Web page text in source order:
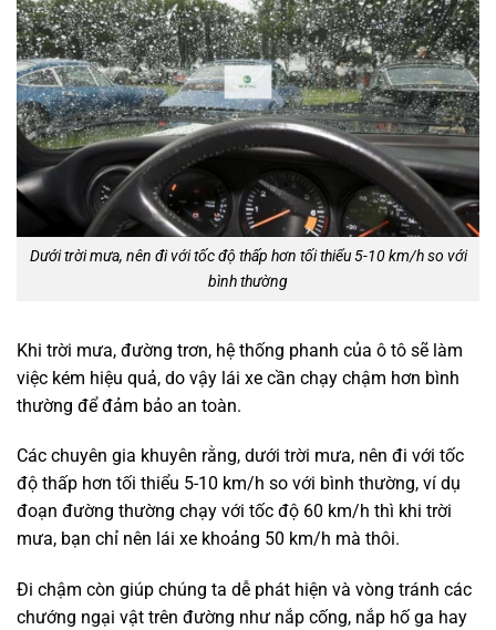
Dưới trời mưa, nên đi với tốc độ thấp hơn tối thiểu 5-10 km/h so với
bình thường
Khi trời mưa, đường trơn, hệ thống phanh của ô tô sẽ làm
việc kém hiệu quả, do vậy lái xe cần chạy chậm hơn bình
thường để đảm bảo an toàn.
Các chuyên gia khuyên rằng, dưới trời mưa, nên đi với tốc
độ thấp hơn tối thiểu 5-10 km/h so với bình thường, ví dụ
đoạn đường thường chạy với tốc độ 60 km/h thì khi trời
mưa, bạn chỉ nên lái xe khoảng 50 km/h mà thôi.
Đi chậm còn giúp chúng ta dễ phát hiện và vòng tránh các
chướng ngại vật trên đường như nắp cống, nắp hố ga hay